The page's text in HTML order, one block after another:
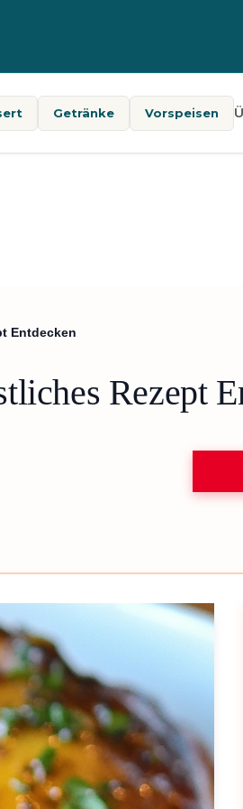
Getränke Vorspeisen
Entdecken
Rezept